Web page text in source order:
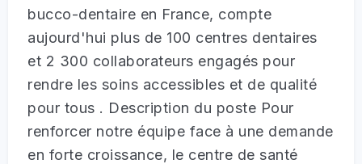
bucco-dentaire en France, compte
aujourd'hui plus de 100 centres dentaires
et 2 300 collaborateurs engagés pour
rendre les soins accessibles et de qualité
pour tous . Description du poste Pour
renforcer notre équipe face à une demande
en forte croissance, le centre de santé